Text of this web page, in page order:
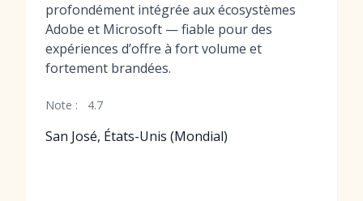
profondément intégrée aux écosystèmes
Adobe et Microsoft — fiable pour des
expériences d’offre à fort volume et
fortement brandées.
Note : 4.7
San José, États-Unis (Mondial)